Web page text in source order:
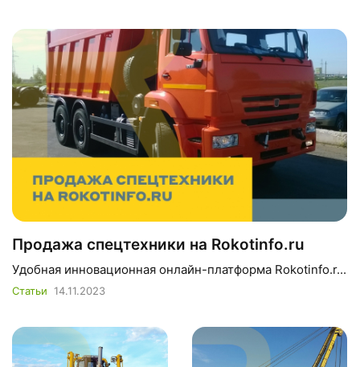
Продажа спецтехники на Rokotinfo.ru
Удобная инновационная онлайн-платформа Rokotinfo.r...
Статьи 14.11.2023